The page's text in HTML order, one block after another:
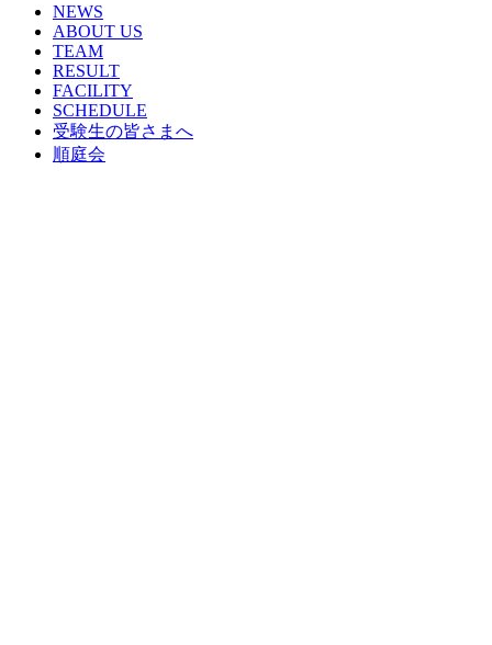
NEWS
ABOUT US
TEAM
RESULT
FACILITY
SCHEDULE
受験生の皆さまへ
順庭会